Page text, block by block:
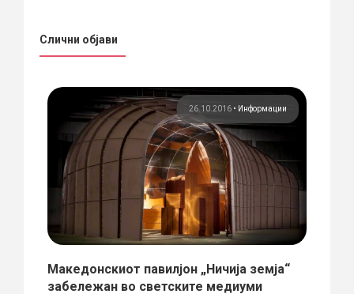
Слични објави
26.10.2016 • Информации
Македонскиот павилјон „Ничија земја“
забележан во светските медиуми